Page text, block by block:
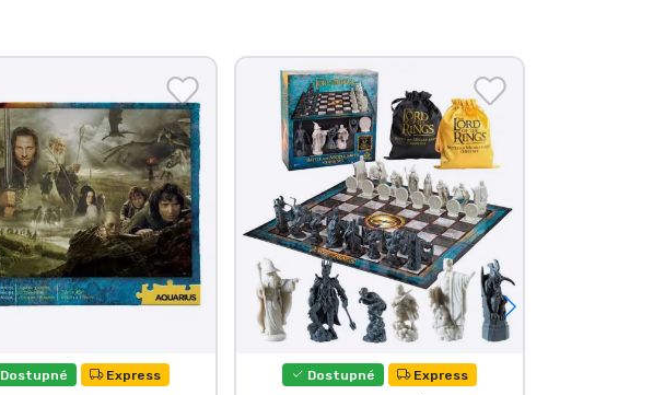
Dostupné Express Dostupné Express